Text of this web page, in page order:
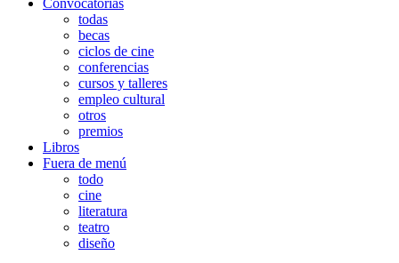
todas
becas
ciclos de cine
conferencias
cursos y talleres
empleo cultural
otros
premios
Libros
Fuera de menú
todo
cine
literatura
teatro
diseño